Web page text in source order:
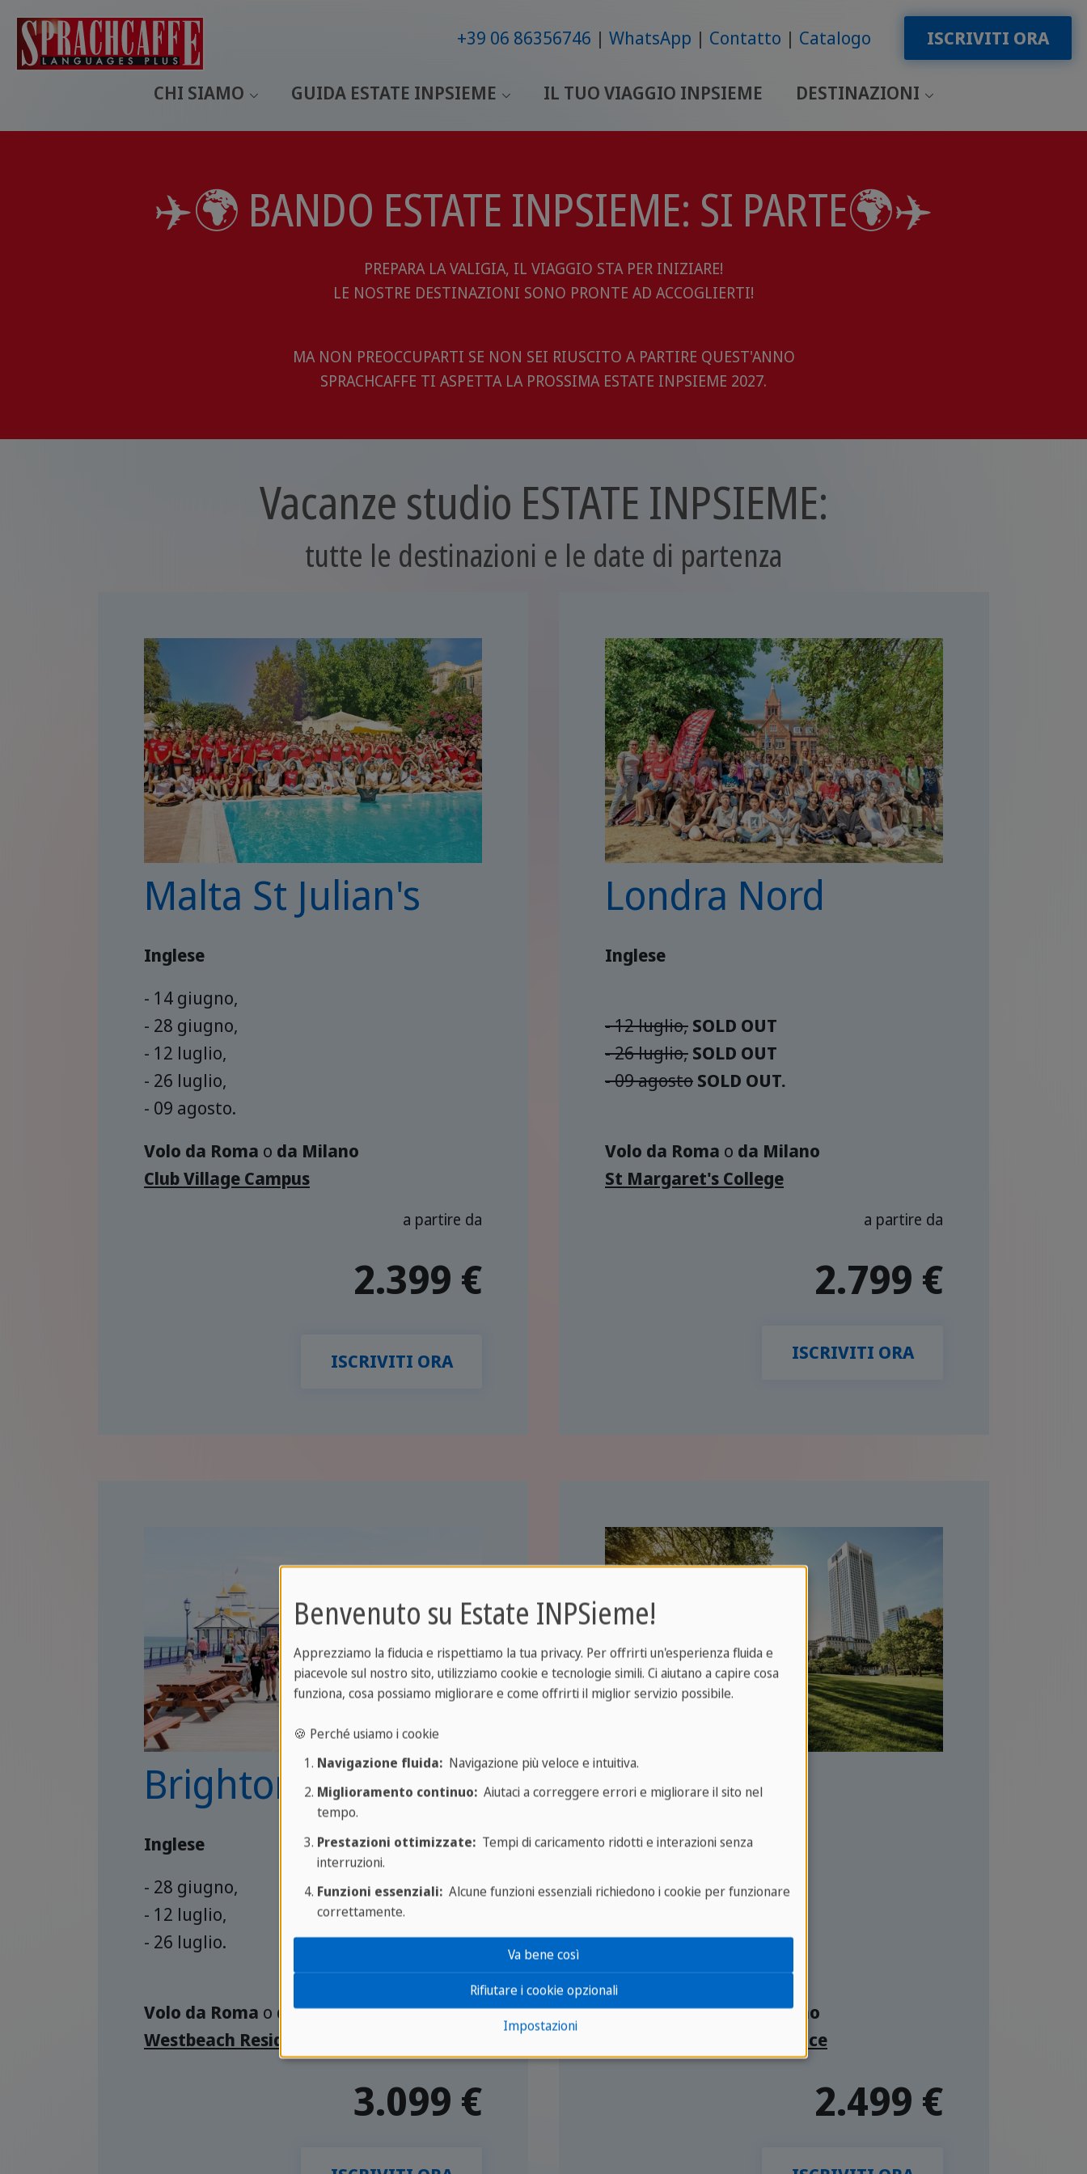
+39 06 86356746 WhatsApp Contatto Catalogo ISCRIVITI ORA
CHI SIAMO GUIDA ESTATE INPSIEME IL TUO VIAGGIO INPSIEME DESTINAZIONI
✈️​🌍 BANDO ESTATE INPSIEME: SI PARTE🌍​✈️​
PREPARA LA VALIGIA, IL VIAGGIO STA PER INIZIARE!
LE NOSTRE DESTINAZIONI SONO PRONTE AD ACCOGLIERTI!
MA NON PREOCCUPARTI SE NON SEI RIUSCITO A PARTIRE QUEST'ANNO
SPRACHCAFFE TI ASPETTA LA PROSSIMA ESTATE INPSIEME 2027.
Vacanze studio ESTATE INPSIEME:
tutte le destinazioni e le date di partenza
Malta St Julian's
Inglese
- 14 giugno,
- 28 giugno,
- 12 luglio,
- 26 luglio,
- 09 agosto.
Volo da Roma o da Milano
Club Village Campus
a partire da
2.399 €
ISCRIVITI ORA
Londra Nord
Inglese
- 12 luglio, SOLD OUT
- 26 luglio, SOLD OUT
- 09 agosto SOLD OUT.
Volo da Roma o da Milano
St Margaret's College
a partire da
2.799 €
ISCRIVITI ORA
Brighton
Inglese
- 28 giugno,
- 12 luglio,
- 26 luglio.
Volo da Roma o da Milano
Westbeach Residence
3.099 €
Francoforte
Tedesco e Inglese
- 28 giugno,
- 26 luglio.
Volo da Romaoda Milano
Haus der Jugend Residence
2.499 €
Benvenuto su Estate INPSieme!
Apprezziamo la fiducia e rispettiamo la tua privacy. Per offrirti un'esperienza fluida e
piacevole sul nostro sito, utilizziamo cookie e tecnologie simili. Ci aiutano a capire cosa
funziona, cosa possiamo migliorare e come offrirti il miglior servizio possibile.
🍪 Perché usiamo i cookie
Navigazione fluida:Navigazione più veloce e intuitiva.
Miglioramento continuo:Aiutaci a correggere errori e migliorare il sito nel
tempo.
Prestazioni ottimizzate:Tempi di caricamento ridotti e interazioni senza
interruzioni.
Funzioni essenziali:Alcune funzioni essenziali richiedono i cookie per funzionare
correttamente.
Impostazioni
Rifiutare i cookie opzionali
Va bene così